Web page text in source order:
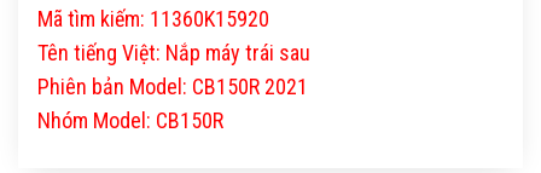
Mã tìm kiếm: 11360K15920
Tên tiếng Việt: Nắp máy trái sau
Phiên bản Model: CB150R 2021
Nhóm Model: CB150R